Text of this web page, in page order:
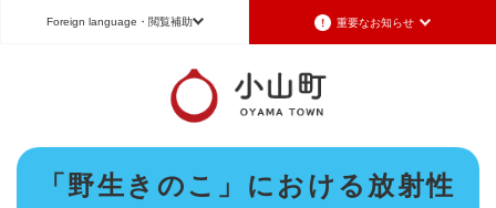
メニューを飛ばして本文へ
Foreign language ・閲覧補助 重要なお知らせ
重要なお知らせ
令和8年6月26日発生の地震被害に対する支援制度のお知らせ
2026年6月28日更新
Foreign language
日本語（Japanese） English（英語）
中文（簡体字）
Português（ポルトガル語）
한국어（韓国語）
本
「野生きのこ」における放射性